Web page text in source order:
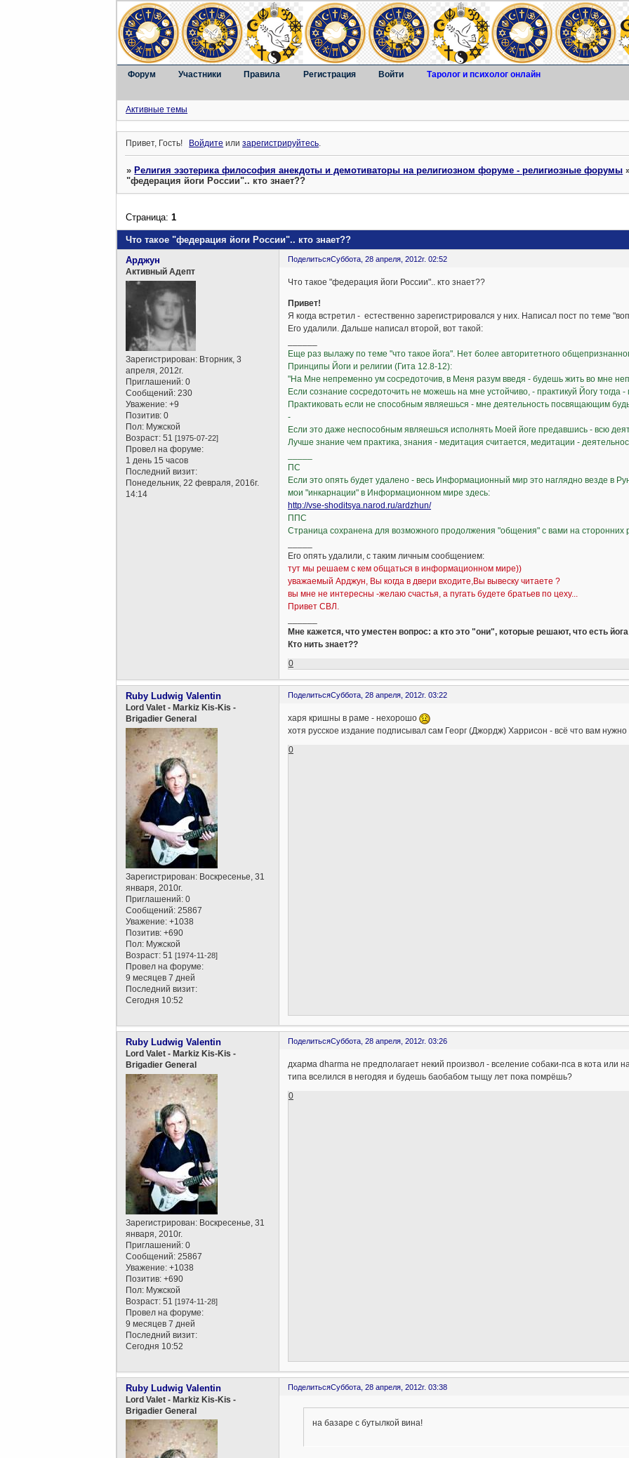
Форум Участники Правила Регистрация Войти Таролог и психолог онлайн
Активные темы
Привет, Гость! Войдите илизарегистрируйтесь.
»Религия эзотерика философия анекдоты и демотиваторы на религиозном форуме - религиозные форумы
"федерация йоги России".. кто знает??
Что такое "федерация йоги России".. кто знает??
Страница:1
ПоделитьсяСуббота, 28 апреля, 2012г. 02:52
Арджун
Активный Адепт
Зарегистрирован: Вторник, 3
апреля, 2012г.
Приглашений: 0
Сообщений: 230
Уважение: +9
Позитив: 0
Пол: Мужской
Возраст: 51[1975-07-22]
Провел на форуме:
1 день 15 часов
Последний визит:
Понедельник, 22 февраля, 2016г.
14:14
Что такое "федерация йоги России".. кто знает??
Привет!
Я когда встретил - естественно зарегистрировался у них. Написал пост по теме
Его удалили. Дальше написал второй, вот такой:
Еще раз вылажу по теме "что такое йога". Нет более авторитетного
Принципы Йоги и религии (Гита 12.8-12):
"На Мне непременно ум сосредоточив, в Меня разум введя - будешь жить во мне
Если сознание сосредоточить не можешь на мне устойчиво, - практикуй Йогу тогда
Практиковать если не способным являешься - мне деятельность посвящающим
-
Если это даже неспособным являешься исполнять Моей йоге предавшись - всю
Лучше знание чем практика, знания - медитация считается, медитации -
ПС
Если это опять будет удалено - весь Информационный мир это наглядно везде в
мои "инкарнации" в Информационном мире здесь:
http://vse-shoditsya.narod.ru/ardzhun/
ППС
Страница сохранена для возможного продолжения "общения" с вами на сторонних
Его опять удалили, с таким личным сообщением:
тут мы решаем с кем общаться в информационном мире))
уважаемый Арджун, Вы когда в двери входите,Вы вывеску читаете ?
вы мне не интересны -желаю счастья, а пугать будете братьев по цеху...
Привет СВЛ.
Мне кажется, что уместен вопрос: а кто это "они", которые решают, что есть
Кто нить знает??
0
ПоделитьсяСуббота, 28 апреля, 2012г. 03:22
Ruby Ludwig Valentin
Lord Valet - Markiz Kis-Kis -
Brigadier General
Зарегистрирован: Воскресенье, 31
января, 2010г.
Приглашений: 0
Сообщений: 25867
Уважение: +1038
Позитив: +690
Пол: Мужской
Возраст: 51[1974-11-28]
Провел на форуме:
9 месяцев 7 дней
Последний визит:
Сегодня 10:52
харя кришны в раме - нехорошо
хотя русское издание подписывал сам Георг (Джордж) Харрисон - всё что вам
0
ПоделитьсяСуббота, 28 апреля, 2012г. 03:26
Ruby Ludwig Valentin
Lord Valet - Markiz Kis-Kis -
Brigadier General
Зарегистрирован: Воскресенье, 31
января, 2010г.
Приглашений: 0
Сообщений: 25867
Уважение: +1038
Позитив: +690
Пол: Мужской
Возраст: 51[1974-11-28]
Провел на форуме:
9 месяцев 7 дней
Последний визит:
Сегодня 10:52
дхарма dharma не предполагает некий произвол - вселение собаки-пса в кота или
типа вселился в негодяя и будешь баобабом тыщу лет пока помрёшь?
0
ПоделитьсяСуббота, 28 апреля, 2012г. 03:38
Ruby Ludwig Valentin
Lord Valet - Markiz Kis-Kis -
Brigadier General
на базаре с бутылкой вина!